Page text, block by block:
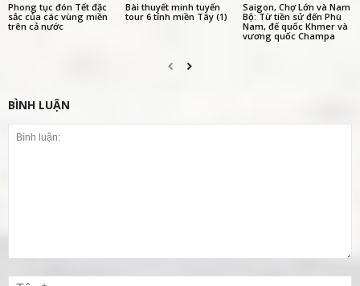
Phong tục đón Tết đặc
sắc của các vùng miền
trên cả nước
Bài thuyết minh tuyến
tour 6 tỉnh miền Tây (1)
Saigon, Chợ Lớn và Nam
Bộ: Từ tiền sử đến Phù
Nam, đế quốc Khmer và
vương quốc Champa
BÌNH LUẬN